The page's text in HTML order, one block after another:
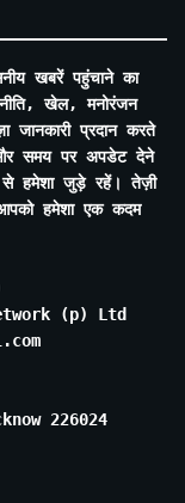
खबरें पहुंचाने का
खेल, मनोरंजन
जानकारी प्रदान करते
और समय पर अपडेट देने
से हमेशा जुड़े रहें। तेज़ी
हमेशा एक कदम
(p) Ltd
226024